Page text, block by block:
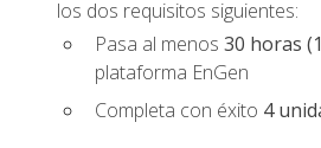
los dos requisitos siguientes:
Pasa al menos 30 horas
plataforma EnGen
Completa con éxito 4